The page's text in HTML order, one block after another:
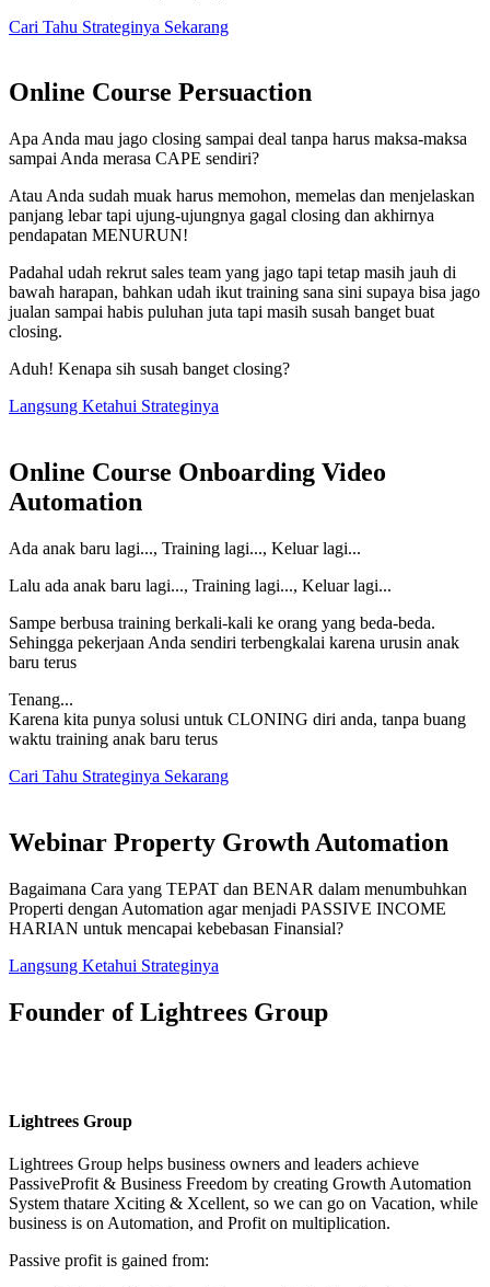
Cari Tahu Strateginya Sekarang
Online Course Persuaction
Apa Anda mau jago closing sampai deal tanpa harus maksa-maksa
sampai Anda merasa CAPE sendiri?
Atau Anda sudah muak harus memohon, memelas dan menjelaskan
panjang lebar tapi ujung-ujungnya gagal closing dan akhirnya
pendapatan MENURUN!
Padahal udah rekrut sales team yang jago tapi tetap masih jauh di
bawah harapan, bahkan udah ikut training sana sini supaya bisa jago
jualan sampai habis puluhan juta tapi masih susah banget buat
closing.
Aduh! Kenapa sih susah banget closing?
Langsung Ketahui Strateginya
Online Course Onboarding Video
Automation
Ada anak baru lagi..., Training lagi..., Keluar lagi...
Lalu ada anak baru lagi..., Training lagi..., Keluar lagi...
Sampe berbusa training berkali-kali ke orang yang beda-beda.
Sehingga pekerjaan Anda sendiri terbengkalai karena urusin anak
baru terus
Tenang...
Karena kita punya solusi untuk CLONING diri anda, tanpa buang
waktu training anak baru terus
Cari Tahu Strateginya Sekarang
Webinar Property Growth Automation
Bagaimana Cara yang TEPAT dan BENAR dalam menumbuhkan
Properti dengan Automation agar menjadi PASSIVE INCOME
HARIAN untuk mencapai kebebasan Finansial?
Langsung Ketahui Strateginya
Founder of Lightrees Group
Lightrees Group
Lightrees Group helps business owners and leaders achieve
PassiveProfit & Business Freedom by creating Growth Automation
System thatare Xciting & Xcellent, so we can go on Vacation, while
business is on Automation, and Profit on multiplication.
Passive profit is gained from: